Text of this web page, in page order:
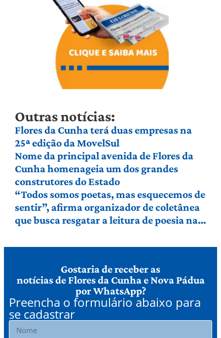
Outras notícias:
Flores da Cunha terá duas empresas na
25ª edição da MovelSul
Nome da principal avenida de Flores da
Cunha homenageia um dos grandes
construtores do Estado
“Todos somos poetas, mas esquecemos de
sentir”, afirma organizador de coletânea
que busca resgatar a leitura de poesia na
Gostaria de receber as
notícias de Flores da Cunha e Nova Pádua
por WhatsApp?
Preencha o formulário abaixo para
se cadastrar